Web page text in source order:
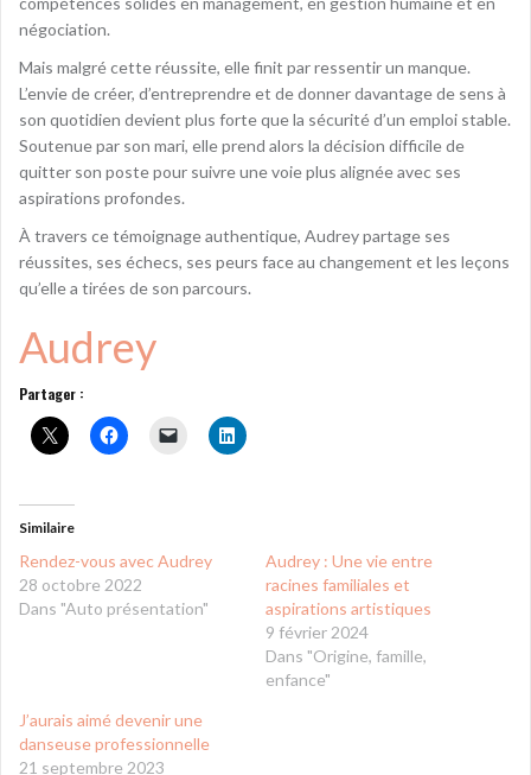
négociation.
Mais malgré cette réussite, elle finit par ressentir un manque.
L’envie de créer, d’entreprendre et de donner davantage de sens à
son quotidien devient plus forte que la sécurité d’un emploi stable.
Soutenue par son mari, elle prend alors la décision difficile de
quitter son poste pour suivre une voie plus alignée avec ses
aspirations profondes.
À travers ce témoignage authentique, Audrey partage ses
réussites, ses échecs, ses peurs face au changement et les leçons
qu’elle a tirées de son parcours.
Audrey
Partager :
Similaire
Rendez-vous avec Audrey
28 octobre 2022
Dans "Auto présentation"
Audrey : Une vie entre
racines familiales et
aspirations artistiques
9 février 2024
Dans "Origine, famille,
enfance"
J’aurais aimé devenir une
danseuse professionnelle
21 septembre 2023